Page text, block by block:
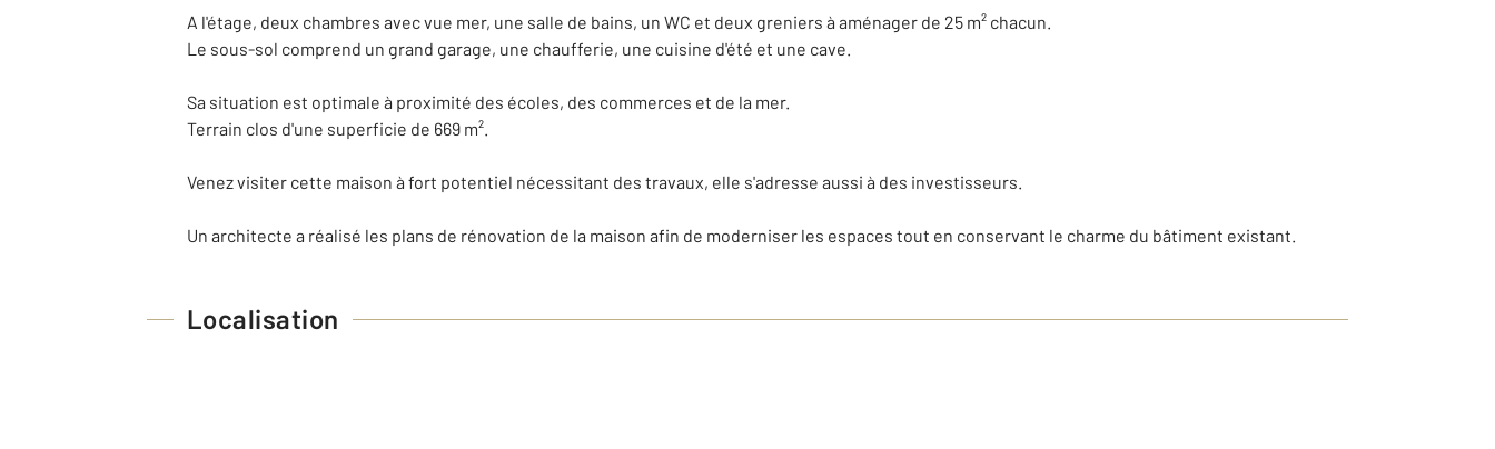
A l'étage, deux chambres avec vue mer, une salle de bains, un WC et deux greniers à aménager de 25 m² chacun.
Le sous-sol comprend un grand garage, une chaufferie, une cuisine d'été et une cave.
Sa situation est optimale à proximité des écoles, des commerces et de la mer.
Terrain clos d'une superficie de 669 m².
Venez visiter cette maison à fort potentiel nécessitant des travaux, elle s'adresse aussi à des investisseurs.
Un architecte a réalisé les plans de rénovation de la maison afin de moderniser les espaces tout en conservant le charme du bâtiment existant.
Localisation